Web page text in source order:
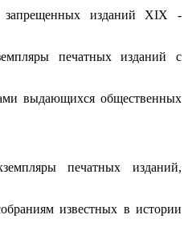
запрещенных изданий XIX -
печатных изданий с
выдающихся общественных
печатных изданий,
известных в истории